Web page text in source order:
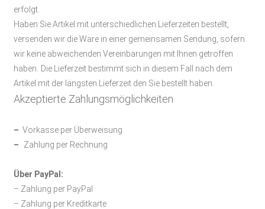
erfolgt.
Haben Sie Artikel mit unterschiedlichen Lieferzeiten bestellt,
versenden wir die Ware in einer gemeinsamen Sendung, sofern
wir keine abweichenden Vereinbarungen mit Ihnen getroffen
haben.
Die Lieferzeit bestimmt sich in diesem Fall nach dem
Artikel mit der längsten Lieferzeit den Sie bestellt haben.
Akzeptierte Zahlungsmöglichkeiten
– Vorkasse per Überweisung
–
Zahlung per Rechnung
Über PayPal:
– Zahlung per PayPal
– Zahlung per Kreditkarte